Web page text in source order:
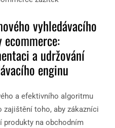
vyhledávacího
a udržování
enginu
a efektivního algoritmu
zajištění toho, aby zákazníci
produkty na obchodním